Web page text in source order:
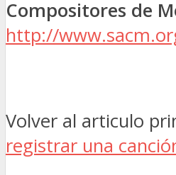
Compositores de
http://
Volver al articulo
registrar una